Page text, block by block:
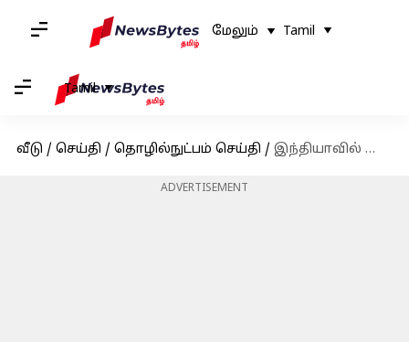
மேலும் Tamil
Tamil
வீடு / செய்தி / தொழில்நுட்பம் செய்தி / இந்தியாவில் வெளியான புதிய ரெட்மி பட்ஜெட் ஸ்மார்ட்போன்கள்
ADVERTISEMENT